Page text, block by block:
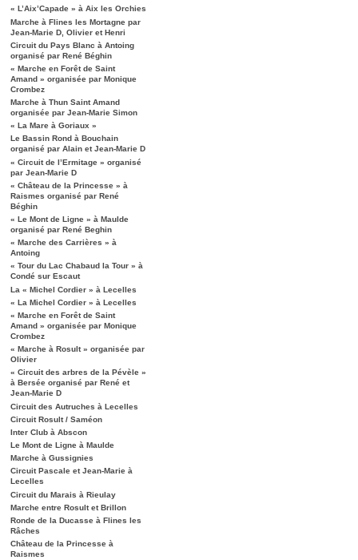
« L’Aix’Capade » à Aix les Orchies
Marche à Flines les Mortagne par
Jean-Marie D, Olivier et Henri
Circuit du Pays Blanc à Antoing
organisé par René Béghin
« Marche en Forêt de Saint
Amand » organisée par Monique
Crombez
Marche à Thun Saint Amand
organisée par Jean-Marie Simon
« La Mare à Goriaux »
Le Bassin Rond à Bouchain
organisé par Alain et Jean-Marie D
« Circuit de l’Ermitage » organisé
par Jean-Marie D
« Château de la Princesse » à
Raismes organisé par René
Béghin
« Le Mont de Ligne » à Maulde
organisé par René Beghin
« Marche des Carrières » à
Antoing
« Tour du Lac Chabaud la Tour » à
Condé sur Escaut
La « Michel Cordier » à Lecelles
« La Michel Cordier » à Lecelles
« Marche en Forêt de Saint
Amand » organisée par Monique
Crombez
« Marche à Rosult » organisée par
Olivier
« Circuit des arbres de la Pévèle »
à Bersée organisé par René et
Jean-Marie D
Circuit des Autruches à Lecelles
Circuit Rosult / Saméon
Inter Club à Abscon
Le Mont de Ligne à Maulde
Marche à Gussignies
Circuit Pascale et Jean-Marie à
Lecelles
Circuit du Marais à Rieulay
Marche entre Rosult et Brillon
Ronde de la Ducasse à Flines les
Râches
Château de la Princesse à
Raismes